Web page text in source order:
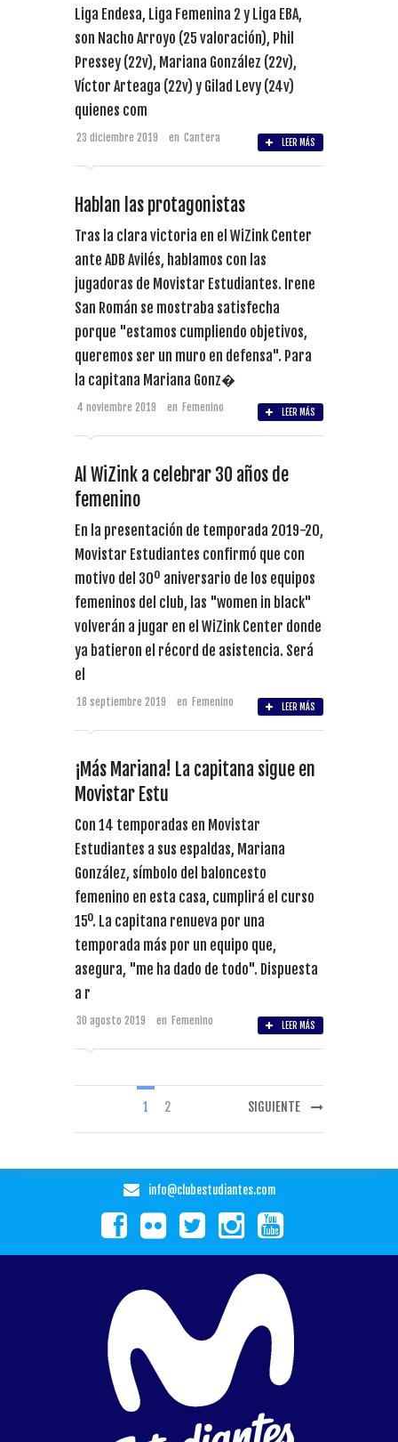
Liga Endesa, Liga Femenina 2 y Liga EBA,
son Nacho Arroyo (25 valoración), Phil
Pressey (22v), Mariana González (22v),
Víctor Arteaga (22v) y Gilad Levy (24v)
quienes com
23 diciembre 2019 en Cantera LEER MÁS
Hablan las protagonistas
Tras la clara victoria en el WiZink Center
ante ADB Avilés, hablamos con las
jugadoras de Movistar Estudiantes. Irene
San Román se mostraba satisfecha
porque "estamos cumpliendo objetivos,
queremos ser un muro en defensa". Para
la capitana Mariana Gonz�
4 noviembre 2019 en Femenino LEER MÁS
Al WiZink a celebrar 30 años de
femenino
En la presentación de temporada 2019-20,
Movistar Estudiantes confirmó que con
motivo del 30º aniversario de los equipos
femeninos del club, las "women in black"
volverán a jugar en el WiZink Center donde
ya batieron el récord de asistencia. Será
el
18 septiembre 2019 en Femenino LEER MÁS
¡Más Mariana! La capitana sigue en
Movistar Estu
Con 14 temporadas en Movistar
Estudiantes a sus espaldas, Mariana
González, símbolo del baloncesto
femenino en esta casa, cumplirá el curso
15º. La capitana renueva por una
temporada más por un equipo que,
asegura, "me ha dado de todo". Dispuesta
a r
30 agosto 2019 en Femenino LEER MÁS
1 2 SIGUIENTE
info@clubestudiantes.com